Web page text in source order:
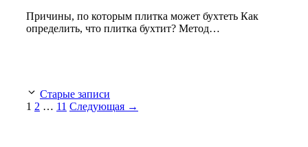
Причины, по которым плитка может бухтеть Как
определить, что плитка бухтит? Метод…
Старые записи
1 2 … 11 Следующая →